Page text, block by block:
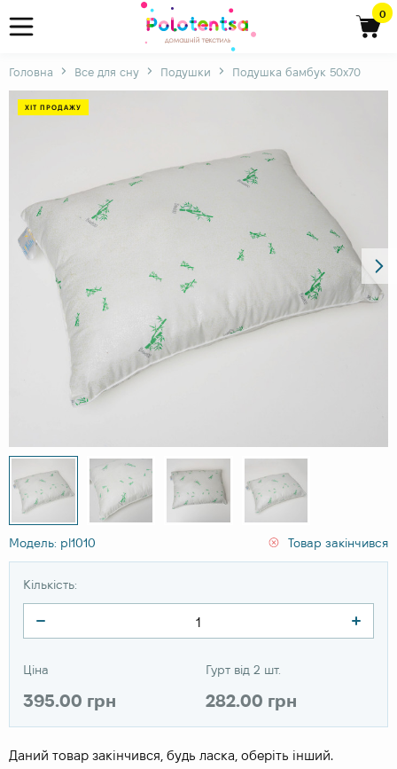
0
Головна Все для сну Подушки Подушка бамбук 50х70
ХІТ ПРОДАЖУ
Модель: pl1010 Товар закінчився
Кількість:
Ціна
395.00 грн
Гурт від 2 шт.
282.00 грн
Даний товар закінчився, будь ласка, оберіть інший.